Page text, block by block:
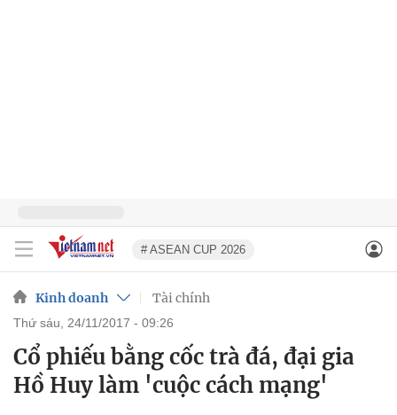
# ASEAN CUP 2026
Kinh doanh Tài chính
thứ sáu, 24/11/2017 - 09:26
Cổ phiếu bằng cốc trà đá, đại gia
Hồ Huy làm 'cuộc cách mạng'